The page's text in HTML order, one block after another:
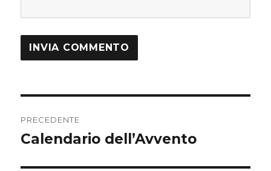
articoli
PRECEDENTE
Articolo
Calendario dell’Avvento